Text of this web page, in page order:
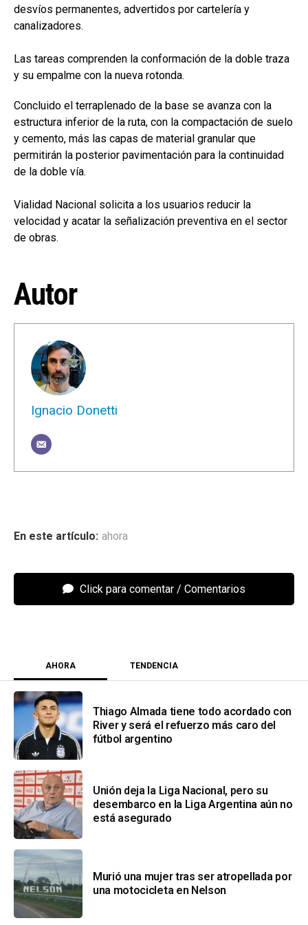
desvíos permanentes, advertidos por cartelería y
canalizadores.
Las tareas comprenden la conformación de la doble traza
y su empalme con la nueva rotonda.
Concluido el terraplenado de la base se avanza con la
estructura inferior de la ruta, con la compactación de suelo
y cemento, más las capas de material granular que
permitirán la posterior pavimentación para la continuidad
de la doble vía.
Vialidad Nacional solicita a los usuarios reducir la
velocidad y acatar la señalización preventiva en el sector
de obras.
Autor
Ignacio Donetti
ahora
Click para comentar
AHORA TENDENCIA
Thiago Almada tiene todo acordado con
River y será el refuerzo más caro del
fútbol argentino
Unión deja la Liga Nacional, pero su
desembarco en la Liga Argentina aún no
está asegurado
Murió una mujer tras ser atropellada por
una motocicleta en Nelson